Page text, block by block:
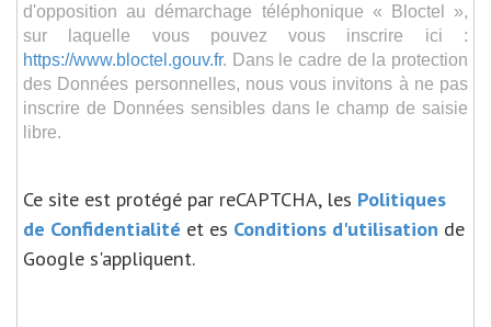
d'opposition au démarchage téléphonique « Bloctel »,
sur laquelle vous pouvez vous inscrire ici :
https://www.bloctel.gouv.fr. Dans le cadre de la protection
des Données personnelles, nous vous invitons à ne pas
inscrire de Données sensibles dans le champ de saisie
libre.
Ce site est protégé par reCAPTCHA, les Politiques
de Confidentialité et es Conditions d'utilisation de
Google s'appliquent.